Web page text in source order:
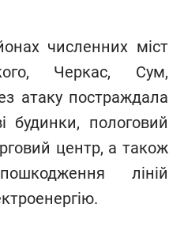
численних міст
Черкас, Сум,
атаку постраждала
будинки, пологовий
центр, а також
ліній